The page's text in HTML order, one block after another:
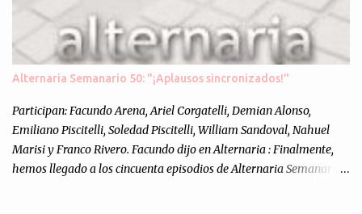
Alternaria Semanario 50: "¡Aplausos sincronizados!"
Participan: Facundo Arena, Ariel Corgatelli, Demian Alonso,
Emiliano Piscitelli, Soledad Piscitelli, William Sandoval, Nahuel
Marisi y Franco Rivero. Facundo dijo en Alternaria : Finalmente,
hemos llegado a los cincuenta episodios de Alternaria Semanario.